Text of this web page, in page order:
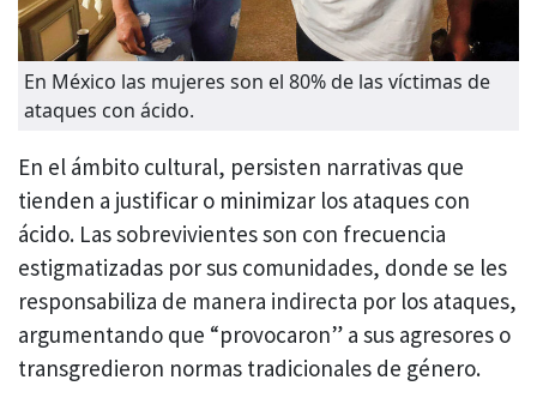
En México las mujeres son el 80% de las víctimas de
ataques con ácido.
En el ámbito cultural, persisten narrativas que
tienden a justificar o minimizar los ataques con
ácido. Las sobrevivientes son con frecuencia
estigmatizadas por sus comunidades, donde se les
responsabiliza de manera indirecta por los ataques,
argumentando que “provocaron” a sus agresores o
transgredieron normas tradicionales de género.